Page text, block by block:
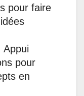
pour faire
Appui
pour
en